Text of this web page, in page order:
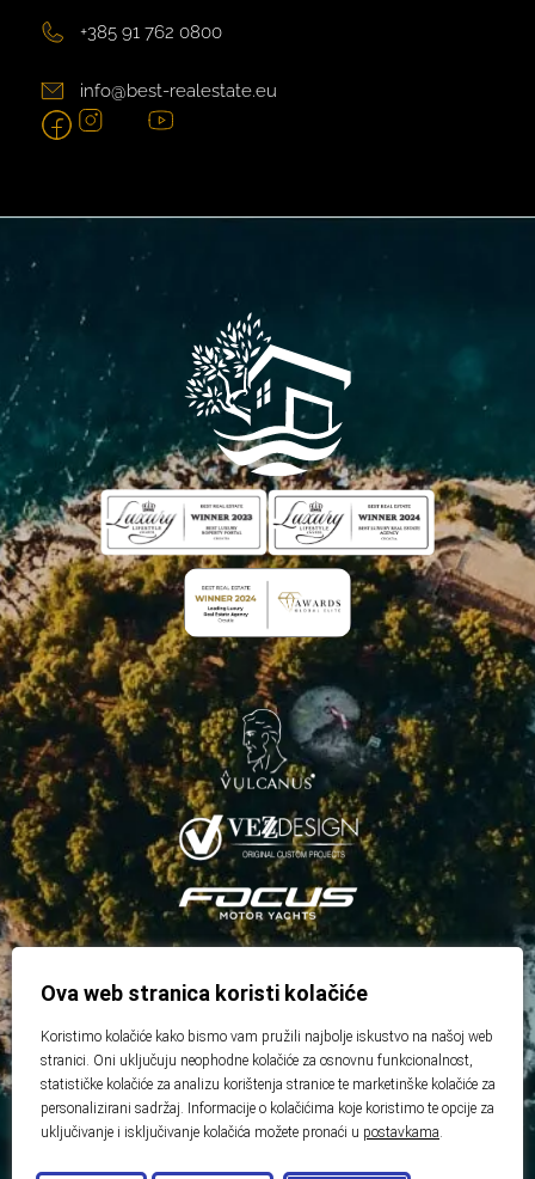
+385 91 762 0800
info@best-realestate.eu
Ova web stranica koristi kolačiće
Koristimo kolačiće kako bismo vam pružili najbolje iskustvo na našoj web
stranici. Oni uključuju neophodne kolačiće za osnovnu funkcionalnost,
statističke kolačiće za analizu korištenja stranice te marketinške kolačiće za
personalizirani sadržaj. Informacije o kolačićima koje koristimo te opcije za
uključivanje i isključivanje kolačića možete pronaći u postavkama.